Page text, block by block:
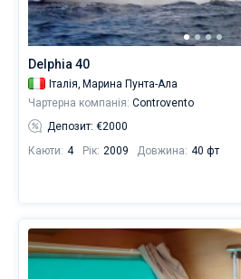
Delphia 40
Італія, Марина Пунта-Ала
Чартерна компанія: Controvento
Депозит: €2000
Каюти: 4 Рік: 2009 Довжина: 40 фт